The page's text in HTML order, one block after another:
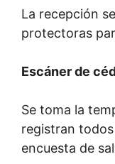
La recepción
protectoras
Escáner de
Se toma la
registran
encuesta de